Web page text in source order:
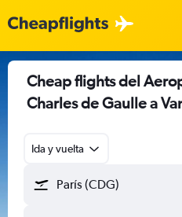
Cheap flights del
Charles de Gaulle a
Ida y vuelta
París (CDG)